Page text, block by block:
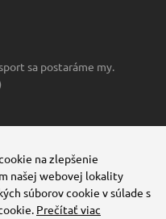
sa postaráme my.
na zlepšenie
našej webovej lokality
súborov cookie v súlade s
Prečítať viac